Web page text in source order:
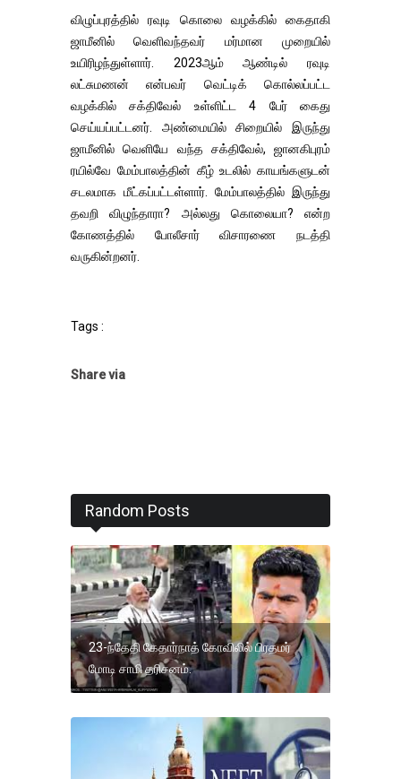
விழுப்புரத்தில் ரவுடி கொலை வழக்கில் கைதாகி
ஜாமீனில் வெளிவந்தவர் மர்மான முறையில்
உயிரிழந்துள்ளார். 2023ஆம் ஆண்டில் ரவுடி
லட்சுமணன் என்பவர் வெட்டிக் கொல்லப்பட்ட
வழக்கில் சக்திவேல் உள்ளிட்ட 4 பேர் கைது
செய்யப்பட்டனர். அண்மையில் சிறையில் இருந்து
ஜாமீனில் வெளியே வந்த சக்திவேல், ஜானகிபுரம்
ரயில்வே மேம்பாலத்தின் கீழ் உடலில் காயங்களுடன்
சடலமாக மீட்கப்பட்டள்ளார். மேம்பாலத்தில் இருந்து
தவறி விழுந்தாரா? அல்லது கொலையா? என்ற
கோணத்தில் போலீசார் விசாரணை நடத்தி
வருகின்றனர்.
Tags :
Share via
Random Posts
23-ந்தேதி கேதார்நாத் கோவிலில் பிரதமர்
மோடி சாமி தரிசனம்.